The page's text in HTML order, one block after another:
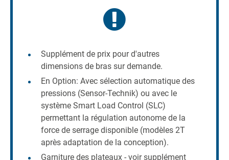
Supplément de prix pour d'autres
dimensions de bras sur demande.
En Option: Avec sélection automatique des
pressions (Sensor-Technik) ou avec le
système Smart Load Control (SLC)
permettant la régulation autonome de la
force de serrage disponible (modèles 2T
après adaptation de la conception).
Garniture des plateaux - voir supplément